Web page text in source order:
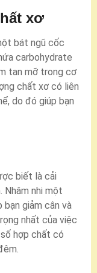
xơ
bát ngũ cốc
carbohydrate
tan mỡ trong cơ
chất xơ có liên
do đó giúp bạn
biết là cải
Nhâm nhi một
giảm cân và
nhất của việc
hợp chất có